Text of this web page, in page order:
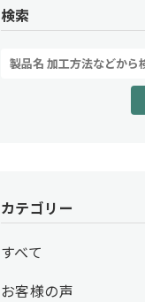
検索
カテゴリー
すべて
お客様の声